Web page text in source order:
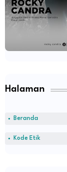
Halaman
Beranda
Kode Etik